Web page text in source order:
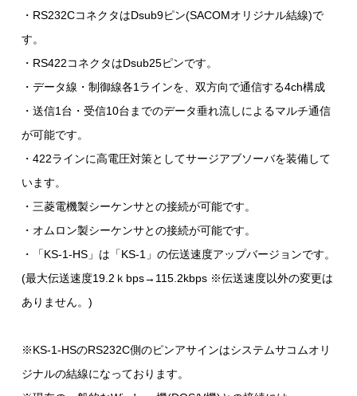
・RS232CコネクタはDsub9ピン(SACOMオリジナル結線)で
す。
・RS422コネクタはDsub25ピンです。
・データ線・制御線各1ラインを、双方向で通信する4ch構成
・送信1台・受信10台までのデータ垂れ流しによるマルチ通信
が可能です。
・422ラインに高電圧対策としてサージアブソーバを装備して
います。
・三菱電機製シーケンサとの接続が可能です。
・オムロン製シーケンサとの接続が可能です。
・「KS-1-HS」は「KS-1」の伝送速度アップバージョンです。
(最大伝送速度19.2ｋbps→115.2kbps ※伝送速度以外の変更は
ありません。)
※KS-1-HSのRS232C側のピンアサインはシステムサコムオリ
ジナルの結線になっております。